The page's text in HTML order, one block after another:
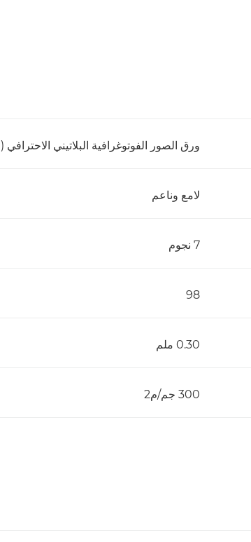
ورق الصور الفوتوغرافية البلاتيني الاحترافي (PT-101)
لامع وناعم
7 نجوم
98
0.30 ملم
300 جم/م2